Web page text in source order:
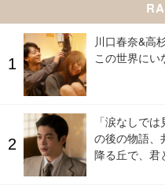
川口春奈&高
この世界に
「涙なしで
の後の物語、
降る丘で、君